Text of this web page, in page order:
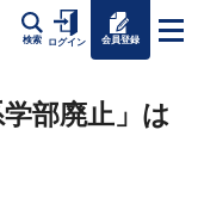
検索 ログイン 会員登録
部廃止」は